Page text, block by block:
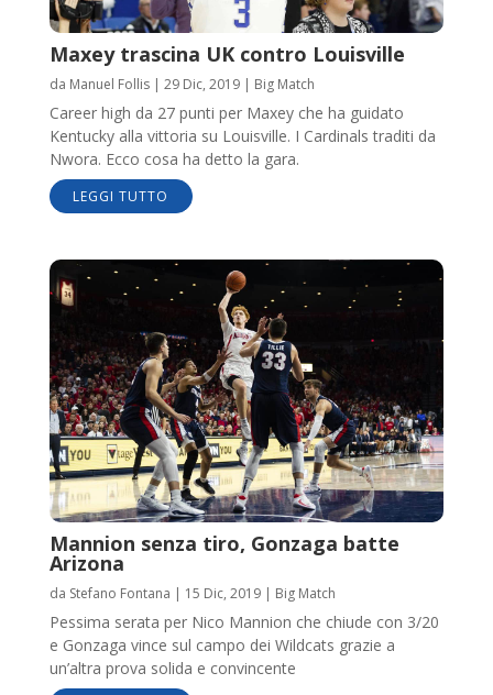
Maxey trascina UK contro Louisville
da Manuel Follis| 29 Dic, 2019| Big Match
Career high da 27 punti per Maxey che ha guidato
Kentucky alla vittoria su Louisville. I Cardinals traditi da
Nwora. Ecco cosa ha detto la gara.
LEGGI TUTTO
Mannion senza tiro, Gonzaga batte
Arizona
da Stefano Fontana | 15 Dic, 2019| Big Match
Pessima serata per Nico Mannion che chiude con 3/20
e Gonzaga vince sul campo dei Wildcats grazie a
un’altra prova solida e convincente